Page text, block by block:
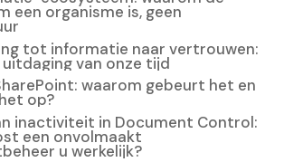
een organisme is, geen
tot informatie naar vertrouwen:
uitdaging van onze tijd
waarom gebeurt het en
op?
inactiviteit in Document Control:
een onvolmaakt
u werkelijk?